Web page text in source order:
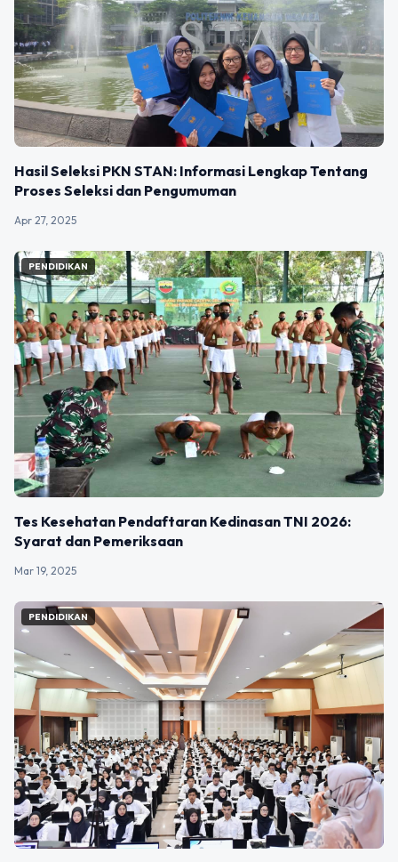
Hasil Seleksi PKN STAN: Informasi Lengkap Tentang
Proses Seleksi dan Pengumuman
Apr 27, 2025
PENDIDIKAN
Tes Kesehatan Pendaftaran Kedinasan TNI 2026:
Syarat dan Pemeriksaan
Mar 19, 2025
PENDIDIKAN